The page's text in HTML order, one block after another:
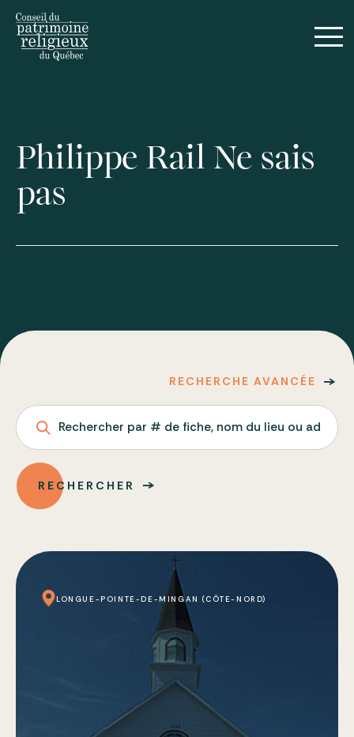
Philippe Rail Ne sais
pas
RECHERCHE AVANCÉE
Rechercher par # de fiche, nom du lieu ou adresse
RECHERCHER
LONGUE-POINTE-DE-MINGAN (CÔTE-NORD)